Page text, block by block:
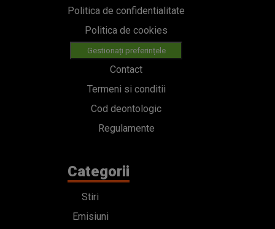
Politica de confidentialitate
Politica de cookies
Gestionați preferințele
Contact
Termeni si conditii
Cod deontologic
Regulamente
Categorii
Stiri
Emisiuni